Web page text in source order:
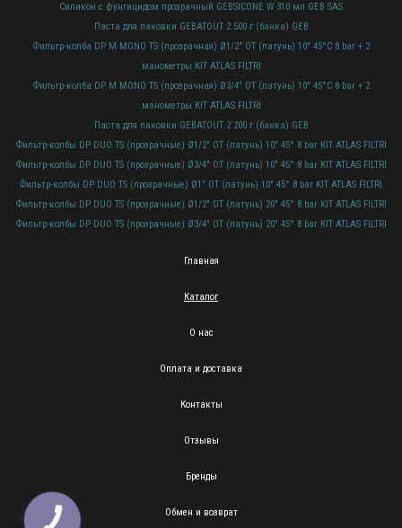
Силикон с фунгицидом прозрачный GEBSICONE W 310 мл GEB SAS
Паста для паковки GEBATOUT 2 500 г (банка) GEB
Фильтр-колба DP M MONO TS (прозрачная) Ø1/2" OT (латунь) 10" 45°C 8 bar + 2
манометры KIT ATLAS FILTRI
Фильтр-колба DP M MONO TS (прозрачная) Ø3/4" OT (латунь) 10" 45°C 8 bar + 2
манометры KIT ATLAS FILTRI
Паста для паковки GEBATOUT 2 200 г (банка) GEB
Фильтр-колбы DP DUO TS (прозрачные) Ø1/2" OT (латунь) 10" 45° 8 bar KIT ATLAS FILTRI
Фильтр-колбы DP DUO TS (прозрачные) Ø3/4" OT (латунь) 10" 45° 8 bar KIT ATLAS FILTRI
Фильтр-колбы DP DUO TS (прозрачные) Ø1" OT (латунь) 10" 45° 8 bar KIT ATLAS FILTRI
Фильтр-колбы DP DUO TS (прозрачные) Ø1/2" OT (латунь) 20" 45° 8 bar KIT ATLAS FILTRI
Фильтр-колбы DP DUO TS (прозрачные) Ø3/4" OT (латунь) 20" 45° 8 bar KIT ATLAS FILTRI
Главная
Каталог
О нас
Оплата и доставка
Контакты
Отзывы
Бренды
Обмен и возврат
КНОПКА
ЗВ'ЯЗКУ